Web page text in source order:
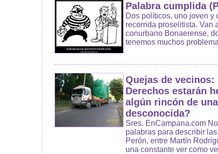
Palabra cumplida
Dos políticos, uno joven y
recorrida proselitista. Van
conurbano Bonaerense,
tenemos muchos
Quejas de vecinos:
Derechos estarán
algún rincón de
desconocida?
Sres. EnCampana.com
palabras para describir
Perón, entre Martín
una constante ver como